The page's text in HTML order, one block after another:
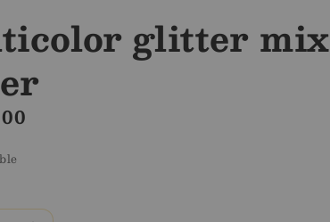
glitter mix